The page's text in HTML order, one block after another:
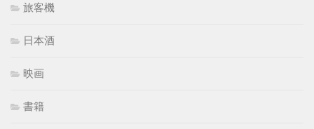
旅客機
日本酒
映画
書籍